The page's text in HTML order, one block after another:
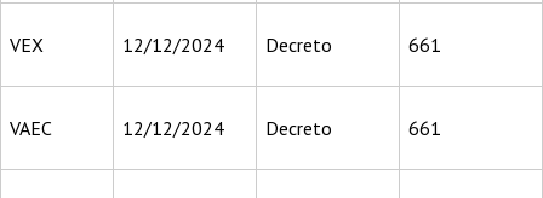
VEX 12/12/2024 Decreto 661
VAEC 12/12/2024 Decreto 661